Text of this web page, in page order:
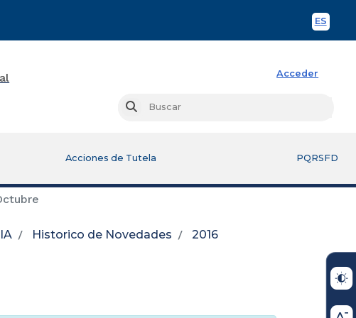
ES
Acceder
Buscar
Acciones de Tutela PQRSFD
Historico de Novedades
2016